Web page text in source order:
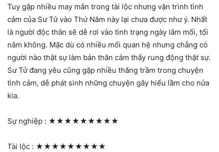
Tuy gặp nhiều may mắn trong tài lộc nhưng vận trình tình
cảm của Sư Tử vào Thứ Năm này lại chưa được như ý. Nhất
là người độc thân sẽ dễ rơi vào tình trạng ngày lắm mối, tối
nằm không. Mặc dù có nhiều mối quan hệ nhưng chẳng có
người nào thật sự làm bản thân cảm thấy rung động thật sự.
Sư Tử đang yêu cũng gặp nhiều thăng trầm trong chuyện
tình cảm, dễ phát sinh những chuyện gây hiểu lầm cho nửa
kia.
Sự nghiệp : ★★★★★★★★★
Tài lộc : ★★★★★★★★★